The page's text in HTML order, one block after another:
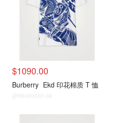
$1090.00
Burberry Ekd 印花棉质 T 恤
@dealmoon.ca